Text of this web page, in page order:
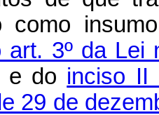
como
art. 3º da Lei
e do inciso
29 de